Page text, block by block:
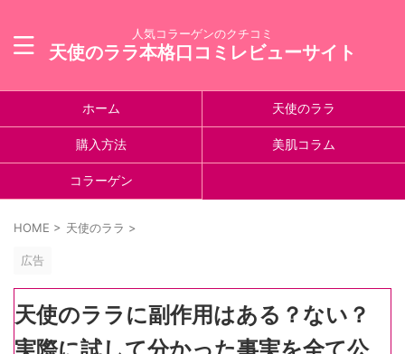
人気コラーゲンのクチコミ
天使のララ本格口コミレビューサイト
ホーム 天使のララ
購入方法 美肌コラム
コラーゲン
HOME > 天使のララ >
広告
天使のララに副作用はある？ない？
実際に試して分かった事実を全て公